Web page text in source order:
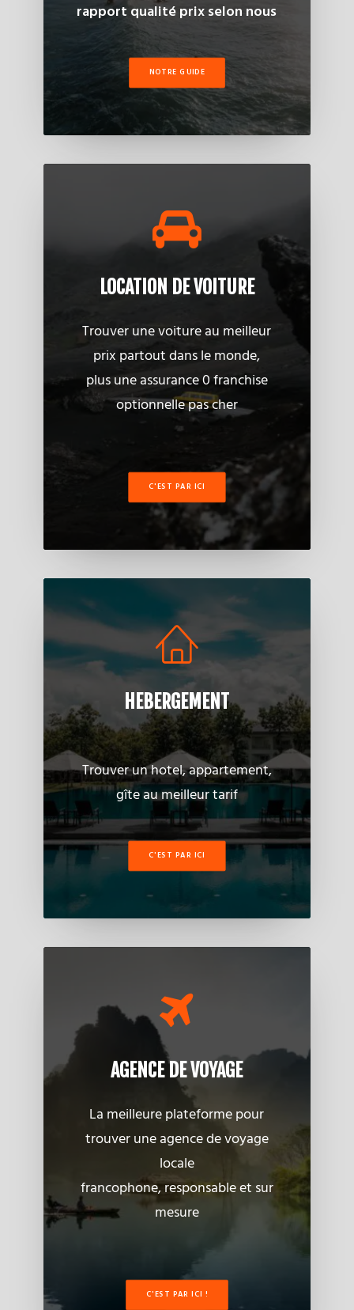
rapport qualité prix selon nous
NOTRE GUIDE
LOCATION DE VOITURE
Trouver une voiture au meilleur
prix partout dans le monde,
plus une assurance 0 franchise
optionnelle pas cher
C'EST PAR ICI
HEBERGEMENT
Trouver un hotel, appartement,
gîte au meilleur tarif
C'EST PAR ICI
AGENCE DE VOYAGE
La meilleure plateforme pour
trouver une agence de voyage
locale
francophone, responsable et sur
mesure
C'EST PAR ICI !